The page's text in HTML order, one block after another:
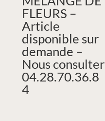
FLEURS –
Article
disponible sur
demande –
Nous consulter
04.28.70.36.8
4